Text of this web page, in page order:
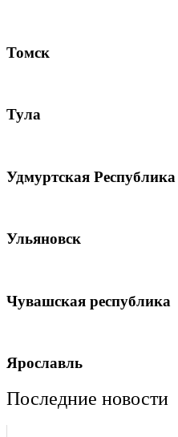
Томск
Тула
Удмуртская Республика
Ульяновск
Чувашская республика
Ярославль
Последние новости